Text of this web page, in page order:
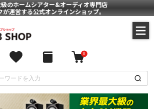
のホームシアター&オーディオ専門店
が運営する公式オンラインショップ。
0